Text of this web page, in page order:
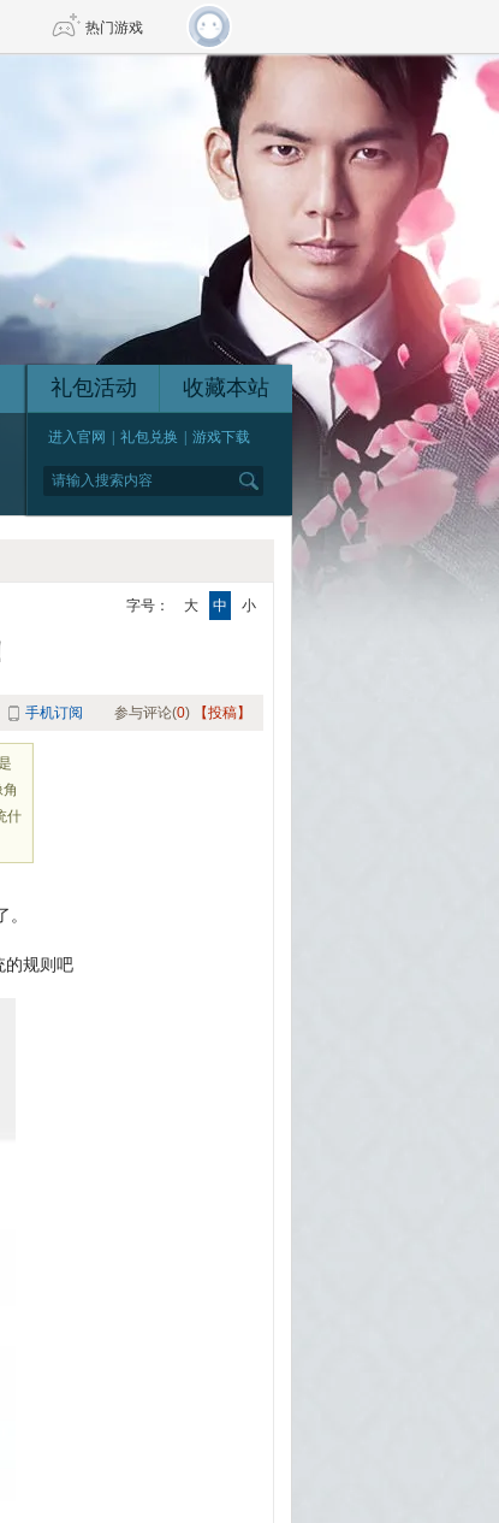
热门游戏
礼包活动 收藏本站
进入官网 礼包兑换 游戏下载
字号： 大 中 小
手机订阅 参与评论(0) 【投稿】
什
的规则吧